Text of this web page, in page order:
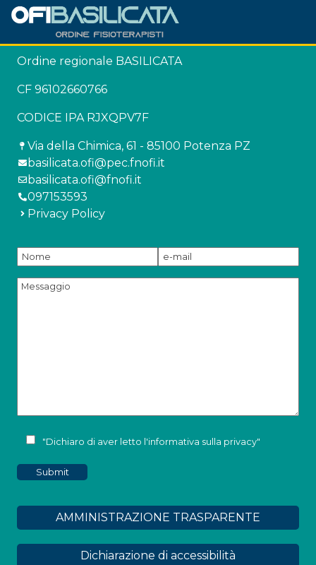
Ordine regionale BASILICATA
CF 96102660766
CODICE IPA RJXQPV7F
Via della Chimica, 61 - 85100 Potenza PZ
basilicata.ofi@pec.fnofi.it
basilicata.ofi@fnofi.it
097153593
Privacy Policy
"Dichiaro di aver letto l'informativa sulla privacy"
AMMINISTRAZIONE TRASPARENTE
Dichiarazione di accessibilità